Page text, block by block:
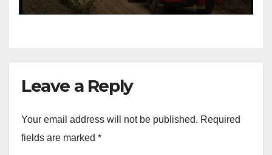
Leave a Reply
Your email address will not be published. Required
fields are marked *